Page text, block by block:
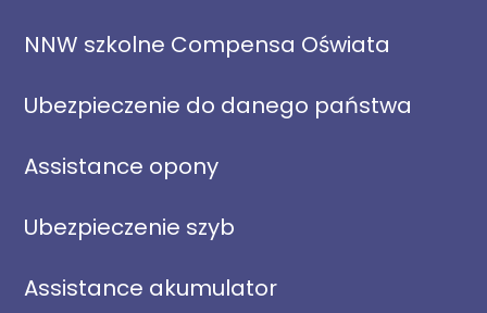
NNW szkolne Compensa Oświata
Ubezpieczenie do danego państwa
Assistance opony
Ubezpieczenie szyb
Assistance akumulator